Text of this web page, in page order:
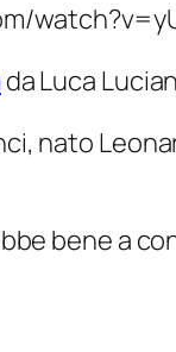
da Luca
nato
bene a